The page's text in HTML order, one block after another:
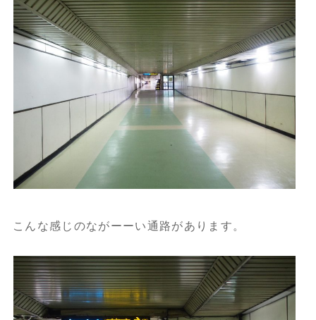
こんな感じのながーーい通路があります。